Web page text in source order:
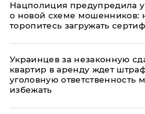
Нацполиция предупредила
о новой схеме мошенников:
торопитесь загружать
Украинцев за незаконную
квартир в аренду ждет
уголовную ответственность
избежать